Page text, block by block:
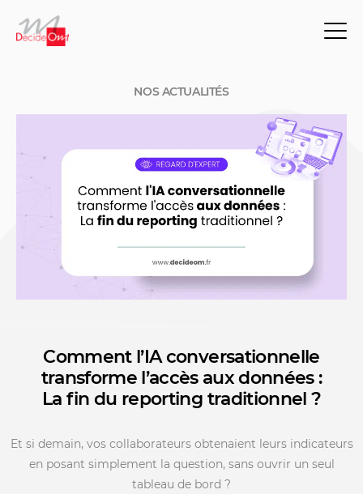
NOS ACTUALITÉS
NOS ACTUALITÉS
Comment l’IA conversationnelle
transforme l’accès aux données :
La fin du reporting traditionnel ?
Et si demain, vos collaborateurs obtenaient leurs indicateurs
en posant simplement la question, sans ouvrir un seul
tableau de bord ?